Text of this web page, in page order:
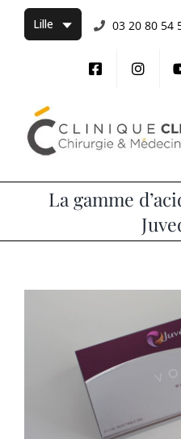
Passer
03 20 80 54
La gamme